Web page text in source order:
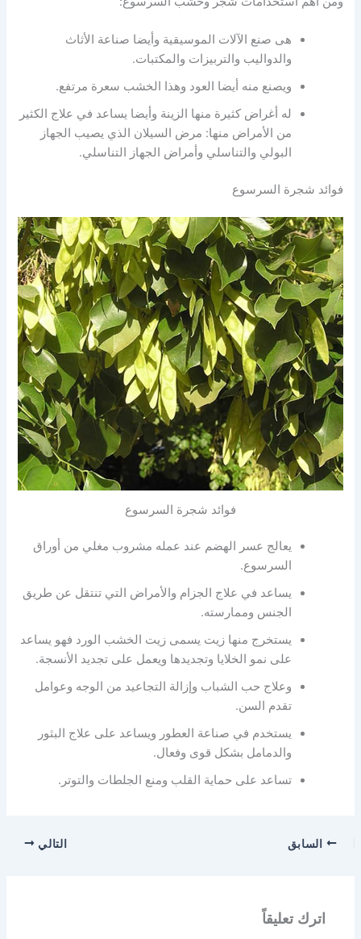
هى صنع الآلات الموسيقية وأيضا صناعة الأثاث
والدواليب والتربيزات والمكتبات.
ويصنع منه أيضا العود وهذا الخشب سعرة مرتفع.
له أغراض كثيرة منها الزينة وأيضا يساعد في علاج الكثير
من الأمراض منها: مرض السيلان الذي يصيب الجهاز
البولي والتناسلي وأمراض الجهاز التناسلي.
فوائد شجرة السرسوع
فوائد شجرة السرسوع
يعالج عسر الهضم عند عمله مشروب مغلي من أوراق
السرسوع.
يساعد في علاج الجزام والأمراض التي تنتقل عن طريق
الجنس وممارسته.
يستخرج منها زيت يسمى زيت الخشب الورد فهو يساعد
على نمو الخلايا وتجديدها ويعمل على تجديد الأنسجة.
وعلاج حب الشباب وإزالة التجاعيد من الوجه وعوامل
تقدم السن.
يستخدم في صناعة العطور ويساعد على علاج البثور
والدمامل بشكل قوى وفعال.
تساعد على حماية القلب ومنع الجلطات والتوتر.
السابق التالي
اترك تعليقاً